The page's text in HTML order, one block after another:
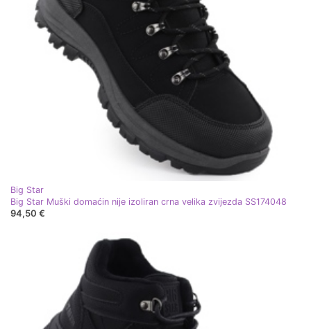
Big Star
Big Star Muški domaćin nije izoliran crna velika zvijezda SS174048
94,50 €